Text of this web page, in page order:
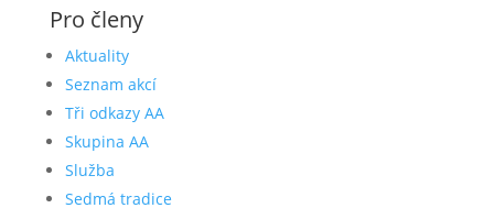
Pro členy
Aktuality
Seznam akcí
Tři odkazy AA
Skupina AA
Služba
Sedmá tradice